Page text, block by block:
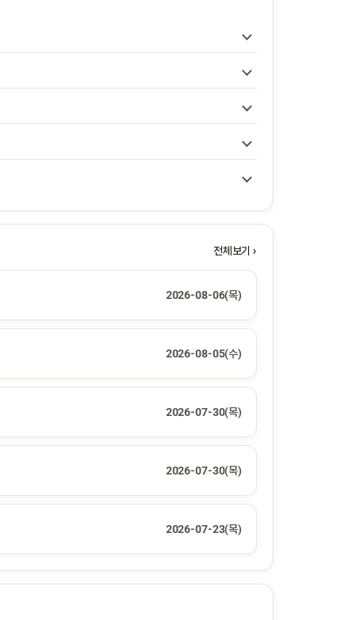
전체보기
2026-08-06(목)
2026-08-05(수)
2026-07-30(목)
2026-07-30(목)
2026-07-23(목)